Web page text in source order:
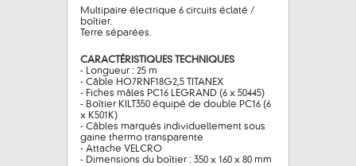
Multipaire électrique 6 circuits éclaté /
boîtier.
Terre séparées.
CARACTÉRISTIQUES TECHNIQUES
- Longueur : 25 m
- Câble HO7RNF18G2,5 TITANEX
- Fiches mâles PC16 LEGRAND (6 x 50445)
- Boîtier KILT350 équipé de double PC16 (6
x K501K)
- Câbles marqués individuellement sous
gaine thermo transparente
- Attache VELCRO
- Dimensions du boîtier : 350 x 160 x 80 mm